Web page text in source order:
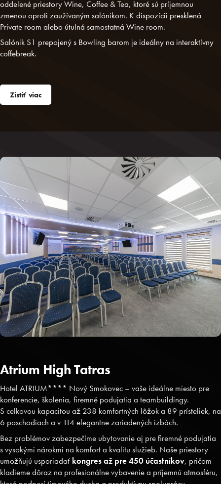
O sieti Trinity hotels
Naše priestory
oddelené priestory Wine, Coffee & Tea, ktoré sú príjemnou
zmenou oproti zaužívaným salónikom. K dispozícii presklená
Private room alebo útulná samostatná Wine room.
Salónik S1 prepojený s Bowling barom je ideálny na interaktívny
coffebreak.
Zistiť viac
Atrium High Tatras
Hotel ATRIUM**** Nový Smokovec – vaše ideálne miesto pre
konferencie, školenia, firemné podujatia a teambuildingy.
S celkovou kapacitou až 238 komfortných lôžok a 89 prísteliek, na
6 poschodiach a v 114 elegantne zariadených izbách.
Bez problémov zabezpečíme ubytovanie aj pre firemné podujatia
s vysokými nárokmi na komfort a kvalitu služieb. Naše priestory
umožňujú usporiadať kongres až pre 450 účastníkov, pričom
kladieme dôraz na profesionálne vybavenie a príjemnú atmosféru,